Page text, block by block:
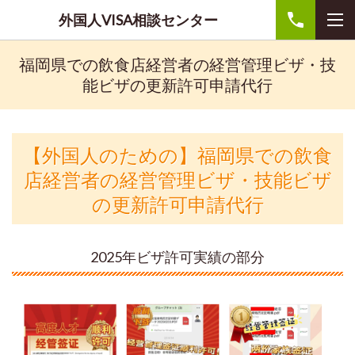
外国人VISA相談センター
福岡県での飲食店経営者の経営管理ビザ・技
能ビザの更新許可申請代行
【外国人のための】福岡県での飲食
店経営者の経営管理ビザ・技能ビザ
の更新許可申請代行
2025年ビザ許可実績の部分